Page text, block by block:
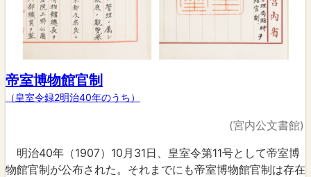
帝室博物館官制
（皇室令録2明治40年のうち）
(宮内公文書館)
明治40年（1907）10月31日、皇室令第11号として帝室博
物館官制が公布された。それまでにも帝室博物館官制は存在